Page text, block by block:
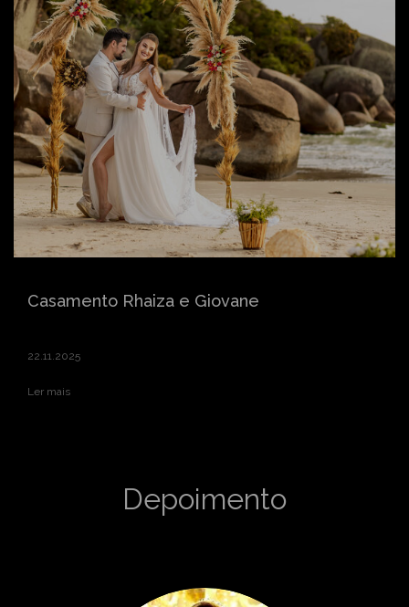
Pré Casamento Giovana e Fabio
02.02.2026
Ler mais
Casamento Rhaiza e Giovane
22.11.2025
Ler mais
Depoimento